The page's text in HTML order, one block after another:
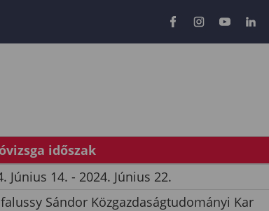
időszak
Június 14. - 2024. Június 22.
Sándor Közgazdaságtudományi Kar